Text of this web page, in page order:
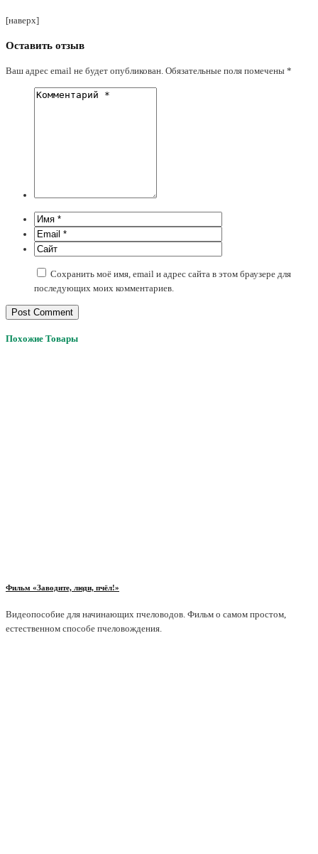
[наверх]
Оставить отзыв
Ваш адрес email не будет опубликован. Обязательные поля помечены *
Сохранить моё имя, email и адрес сайта в этом браузере для
последующих моих комментариев.
Похожие Товары
Фильм «Заводите, люди, пчёл!»
Видеопособие для начинающих пчеловодов. Фильм о самом простом,
естественном способе пчеловождения.